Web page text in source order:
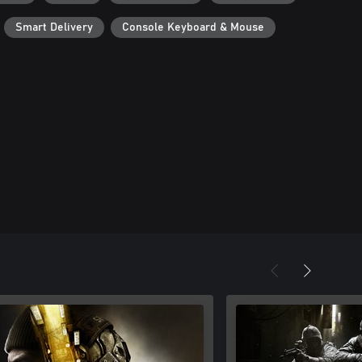
Smart Delivery Console Keyboard & Mouse